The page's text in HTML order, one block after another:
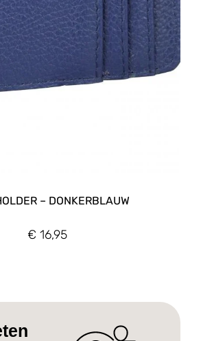
– DONKERBLAUW
€ 16,95